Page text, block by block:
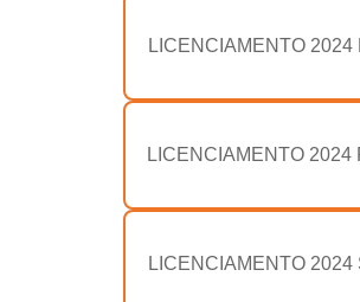
LICENCIAMENTO 2024
LICENCIAMENTO 2024
LICENCIAMENTO 2024